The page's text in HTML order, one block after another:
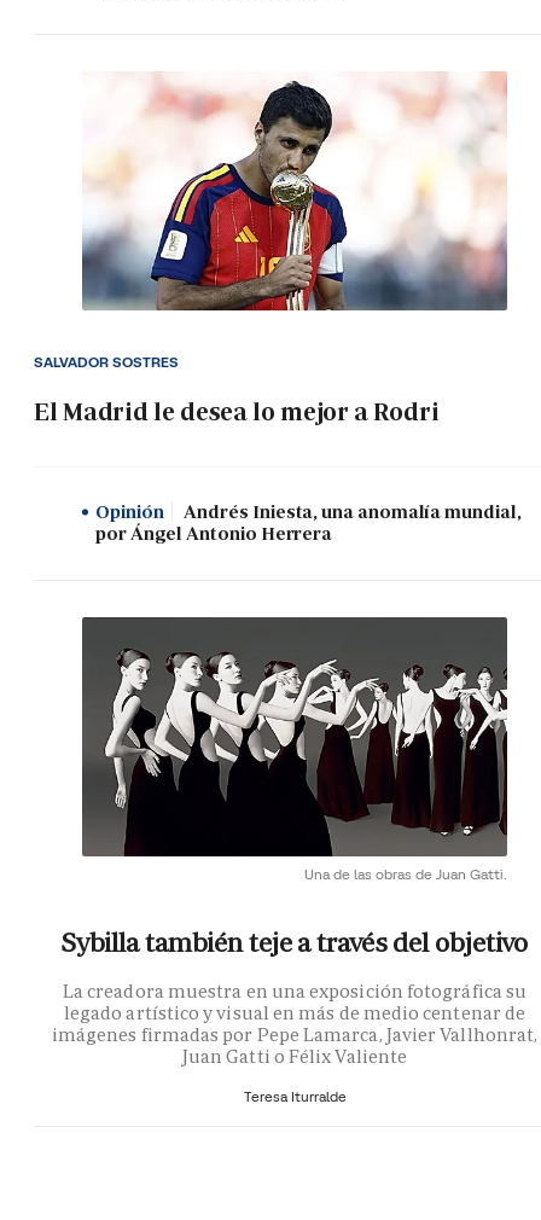
El Madrid le desea lo mejor a Rodri
SALVADOR SOSTRES
Opinión
Andrés Iniesta, una anomalía mundial,
por Ángel Antonio Herrera
Una de las obras de Juan Gatti.
Sybilla también teje a través del objetivo
La creadora muestra en una exposición fotográfica su
legado artístico y visual en más de medio centenar de
imágenes firmadas por Pepe Lamarca, Javier Vallhonrat,
Juan Gatti o Félix Valiente
Teresa Iturralde